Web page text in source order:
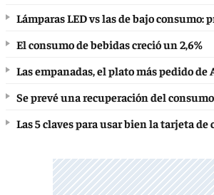
Lámparas LED vs las de bajo consumo:
El consumo de bebidas creció un 2,6%
Las empanadas, el plato más pedido de
Se prevé una recuperación del
Las 5 claves para usar bien la tarjeta de